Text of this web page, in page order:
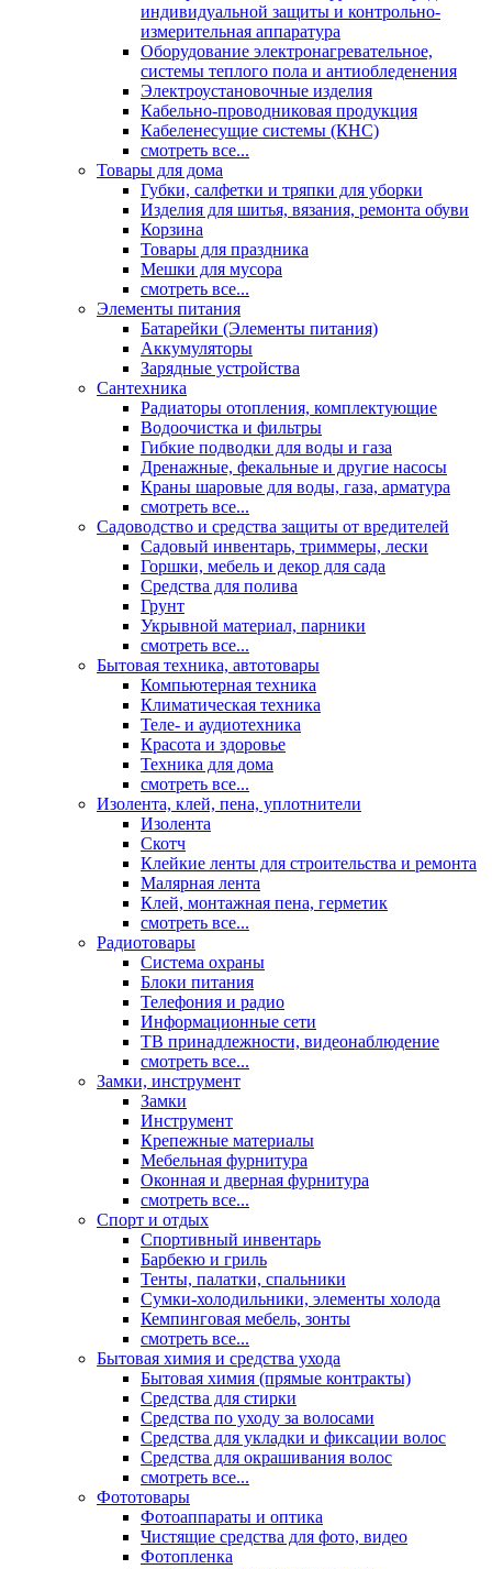
индивидуальной защиты и контрольно-
измерительная аппаратура
Оборудование электронагревательное,
системы теплого пола и антиобледенения
Электроустановочные изделия
Кабельно-проводниковая продукция
Кабеленесущие системы (КНС)
смотреть все...
Товары для дома
Губки, салфетки и тряпки для уборки
Изделия для шитья, вязания, ремонта обуви
Корзина
Товары для праздника
Мешки для мусора
смотреть все...
Элементы питания
Батарейки (Элементы питания)
Аккумуляторы
Зарядные устройства
Сантехника
Радиаторы отопления, комплектующие
Водоочистка и фильтры
Гибкие подводки для воды и газа
Дренажные, фекальные и другие насосы
Краны шаровые для воды, газа, арматура
смотреть все...
Садоводство и средства защиты от вредителей
Садовый инвентарь, триммеры, лески
Горшки, мебель и декор для сада
Средства для полива
Грунт
Укрывной материал, парники
смотреть все...
Бытовая техника, автотовары
Компьютерная техника
Климатическая техника
Теле- и аудиотехника
Красота и здоровье
Техника для дома
смотреть все...
Изолента, клей, пена, уплотнители
Изолента
Скотч
Клейкие ленты для строительства и ремонта
Малярная лента
Клей, монтажная пена, герметик
смотреть все...
Радиотовары
Система охраны
Блоки питания
Телефония и радио
Информационные сети
ТВ принадлежности, видеонаблюдение
смотреть все...
Замки, инструмент
Замки
Инструмент
Крепежные материалы
Мебельная фурнитура
Оконная и дверная фурнитура
смотреть все...
Спорт и отдых
Спортивный инвентарь
Барбекю и гриль
Тенты, палатки, спальники
Сумки-холодильники, элементы холода
Кемпинговая мебель, зонты
смотреть все...
Бытовая химия и средства ухода
Бытовая химия (прямые контракты)
Средства для стирки
Средства по уходу за волосами
Средства для укладки и фиксации волос
Средства для окрашивания волос
смотреть все...
Фототовары
Фотоаппараты и оптика
Чистящие средства для фото, видео
Фотопленка